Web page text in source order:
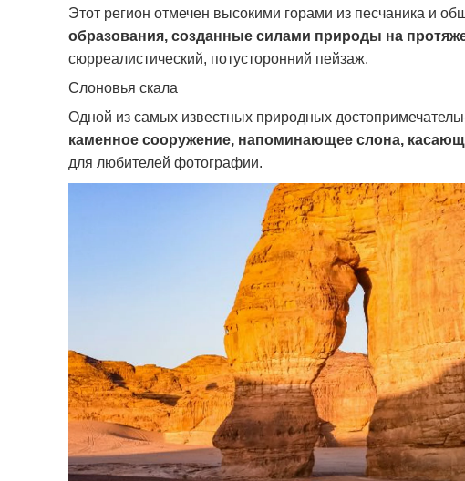
Этот регион отмечен высокими горами из песчаника и
образования, созданные силами природы на
сюрреалистический, потусторонний пейзаж.
Слоновья скала
Одной из самых известных природных
каменное сооружение, напоминающее слона,
для любителей фотографии.